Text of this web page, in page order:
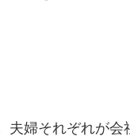
夫婦それぞれが会